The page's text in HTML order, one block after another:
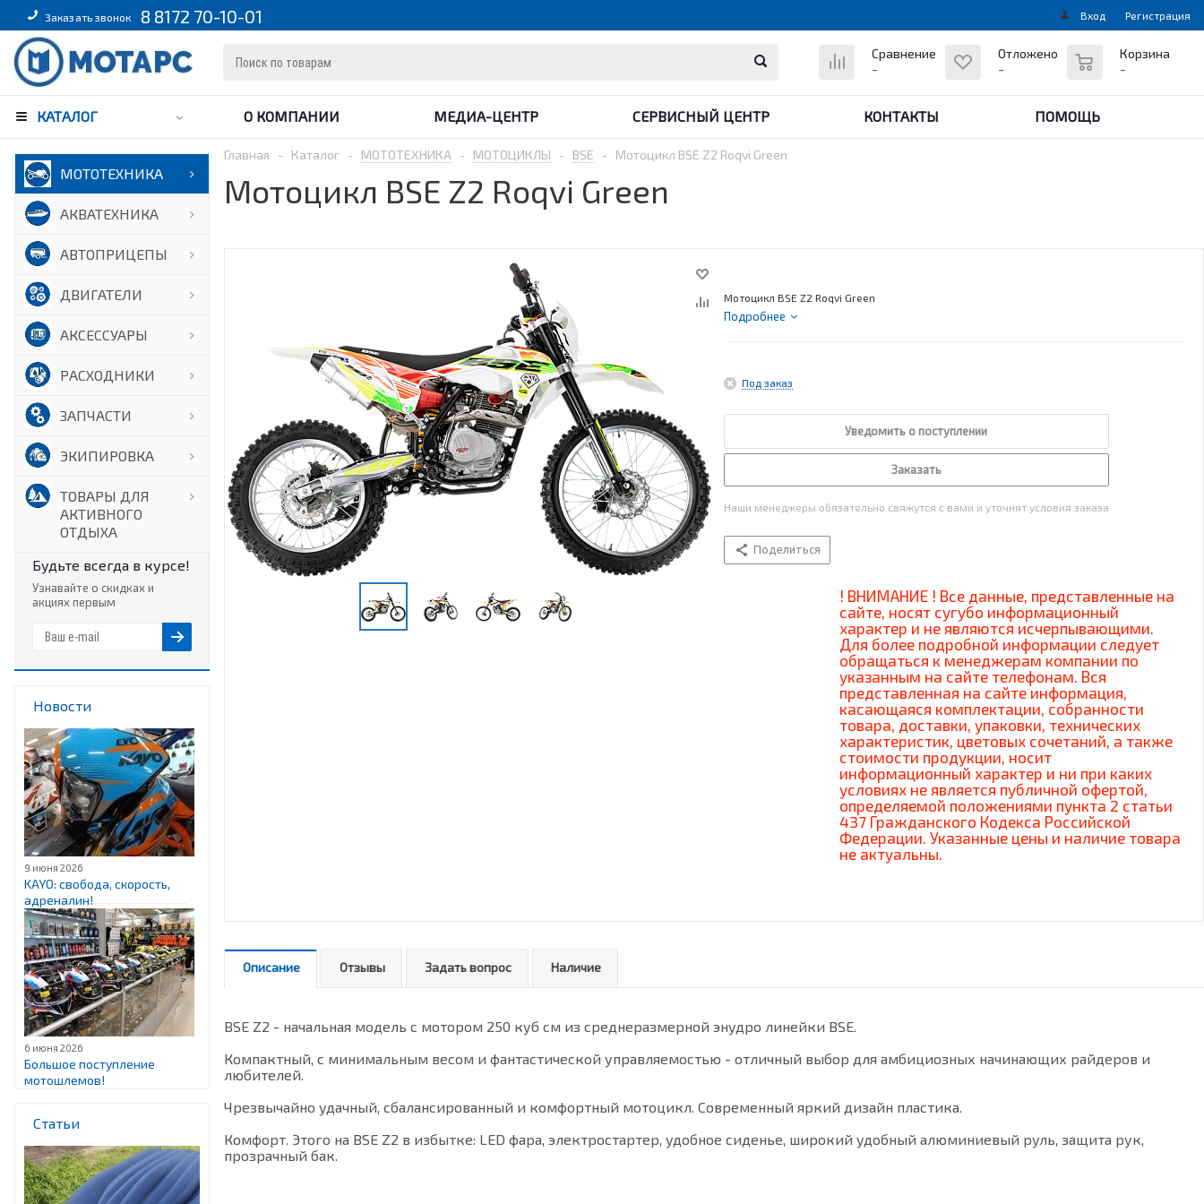
Заказать звонок 8 8172 70-10-01 Вход Регистрация
Сравнение
-
Отложено
-
Корзина
-
КАТАЛОГ О КОМПАНИИ МЕДИА-ЦЕНТР СЕРВИСНЫЙ ЦЕНТР КОНТАКТЫ ПОМОЩЬ
МОТОТЕХНИКА
АКВАТЕХНИКА
АВТОПРИЦЕПЫ
ДВИГАТЕЛИ
АКСЕССУАРЫ
РАСХОДНИКИ
ЗАПЧАСТИ
ЭКИПИРОВКА
ТОВАРЫ ДЛЯ
АКТИВНОГО
ОТДЫХА
Будьте всегда в курсе!
Узнавайте о скидках и
акциях первым
Новости
9 июня 2026
KAYO: свобода, скорость,
адреналин!
6 июня 2026
Большое поступление
мотошлемов!
Статьи
Главная - Каталог - МОТОТЕХНИКА - МОТОЦИКЛЫ - BSE - Мотоцикл BSE Z2 Roqvi Green
Мотоцикл BSE Z2 Roqvi Green
Мотоцикл BSE Z2 Roqvi Green
Подробнее
Под заказ
Уведомить о поступлении
Заказать
Наши менеджеры обязательно свяжутся с вами и уточнят условия заказа
Поделиться
! ВНИМАНИЕ ! Все данные, представленные на
сайте, носят сугубо информационный
характер и не являются исчерпывающими.
Для более подробной информации следует
обращаться к менеджерам компании по
указанным на сайте телефонам. Вся
представленная на сайте информация,
касающаяся комплектации, собранности
товара, доставки, упаковки, технических
характеристик, цветовых сочетаний, а также
стоимости продукции, носит
информационный характер и ни при каких
условиях не является публичной офертой,
определяемой положениями пункта 2 статьи
437 Гражданского Кодекса Российской
Федерации. Указанные цены и наличие товара
не актуальны.
Описание Отзывы Задать вопрос Наличие
BSE Z2 - начальная модель с мотором 250 куб см из среднеразмерной энудро линейки BSE.
Компактный, с минимальным весом и фантастической управляемостью - отличный выбор для амбициозных начинающих райдеров и
любителей.
Чрезвычайно удачный, сбалансированный и комфортный мотоцикл. Современный яркий дизайн пластика.
Комфорт. Этого на BSE Z2 в избытке: LED фара, электростартер, удобное сиденье, широкий удобный алюминиевый руль, защита рук,
прозрачный бак.